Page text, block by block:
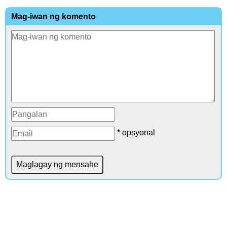
Mag-iwan ng komento
* opsyonal